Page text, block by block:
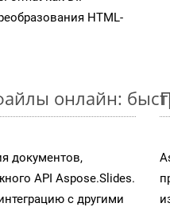
HTML-
онлайн:
документов,
API Aspose.Slides.
с другими